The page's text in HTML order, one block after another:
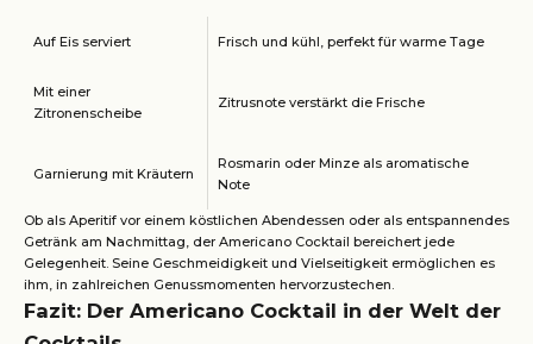
Auf Eis serviert Frisch und kühl, perfekt für warme Tage
Mit einer
Zitronenscheibe
Zitrusnote verstärkt die Frische
Garnierung mit Kräutern
Rosmarin oder Minze als aromatische
Note
Ob als Aperitif vor einem köstlichen Abendessen oder als entspannendes
Getränk am Nachmittag, der Americano Cocktail bereichert jede
Gelegenheit. Seine Geschmeidigkeit und Vielseitigkeit ermöglichen es
ihm, in zahlreichen Genussmomenten hervorzustechen.
Fazit: Der Americano Cocktail in der Welt der